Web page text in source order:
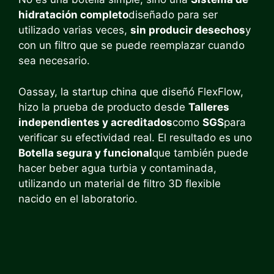
hidratación completodiseñado para ser
utilizado varias veces, sin producir desechosy
con un filtro que se puede reemplazar cuando
sea necesario.
Oassay, la startup china que diseñó FlexFlow,
hizo la prueba de producto desde Talleres
independientes y acreditadoscomo SGSpara
verificar su efectividad real. El resultado es uno
Botella segura y funcionalque también puede
hacer beber agua turbia y contaminada,
utilizando un material de filtro 3D flexible
nacido en el laboratorio.